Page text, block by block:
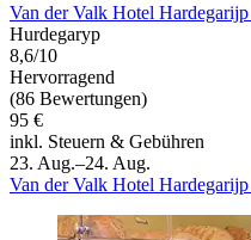
Van der Valk Hotel
Hurdegaryp
8,6/10
Hervorragend
(86 Bewertungen)
95 €
inkl. Steuern & Gebühren
23. Aug.–24. Aug.
Van der Valk Hotel